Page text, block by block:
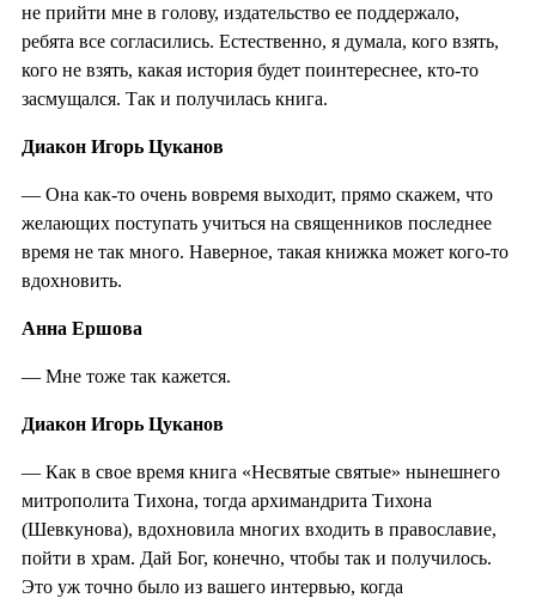
не прийти мне в голову, издательство ее поддержало,
ребята все согласились. Естественно, я думала, кого взять,
кого не взять, какая история будет поинтереснее, кто-то
засмущался. Так и получилась книга.
Диакон Игорь Цуканов
— Она как-то очень вовремя выходит, прямо скажем, что
желающих поступать учиться на священников последнее
время не так много. Наверное, такая книжка может кого-то
вдохновить.
Анна Ершова
— Мне тоже так кажется.
Диакон Игорь Цуканов
— Как в свое время книга «Несвятые святые» нынешнего
митрополита Тихона, тогда архимандрита Тихона
(Шевкунова), вдохновила многих входить в православие,
пойти в храм. Дай Бог, конечно, чтобы так и получилось.
Это уж точно было из вашего интервью, когда